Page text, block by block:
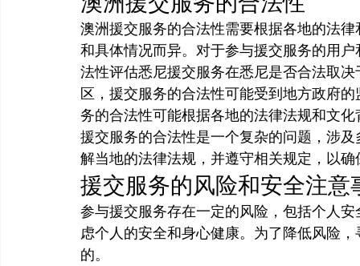
澳洲援交服务的合法性需要根据各地的法
和具体情况而异。对于参与援交服务的用
法性评估悉尼援交服务在悉尼是否合法取
区，援交服务的合法性可能受到地方政府
务的合法性可能根据各地的法律法规和文
援交服务的合法性是一个复杂的问题，涉
解当地的法律法规，并遵守相关规定，以
援交服务的风险和安全注意
参与援交服务存在一定的风险，包括个人
虑个人的安全和身心健康。为了降低风险
的。